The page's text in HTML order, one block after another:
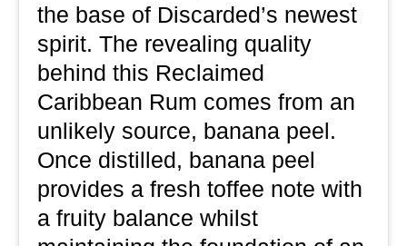
the base of Discarded’s newest
spirit. The revealing quality
behind this Reclaimed
Caribbean Rum comes from an
unlikely source, banana peel.
Once distilled, banana peel
provides a fresh toffee note with
a fruity balance whilst